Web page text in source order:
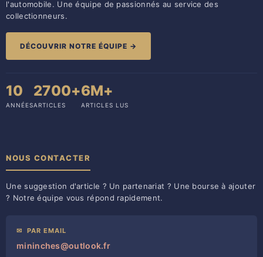
l'automobile. Une équipe de passionnés au service des
collectionneurs.
DÉCOUVRIR NOTRE ÉQUIPE →
10
ANNÉES
2700+
ARTICLES
6M+
ARTICLES LUS
NOUS CONTACTER
Une suggestion d'article ? Un partenariat ? Une bourse à ajouter
? Notre équipe vous répond rapidement.
✉ PAR EMAIL
mininches@outlook.fr